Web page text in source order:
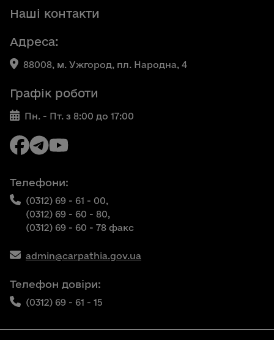
Наші контакти
Адреса:
88008, м. Ужгород, пл. Народна, 4
Графік роботи
Пн. - Пт. з 8:00 до 17:00
Телефони:
(0312) 69 - 61 - 00,
(0312) 69 - 60 - 80,
(0312) 69 - 60 - 78 факс
admin@carpathia.gov.ua
Телефон довіри:
(0312) 69 - 61 - 15